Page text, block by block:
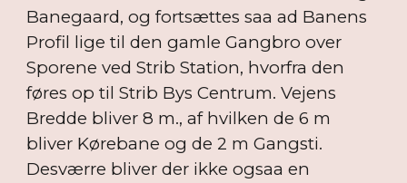
Banegaard, og fortsættes saa ad Banens
Profil lige til den gamle Gangbro over
Sporene ved Strib Station, hvorfra den
føres op til Strib Bys Centrum. Vejens
Bredde bliver 8 m., af hvilken de 6 m
bliver Kørebane og de 2 m Gangsti.
Desværre bliver der ikke ogsaa en